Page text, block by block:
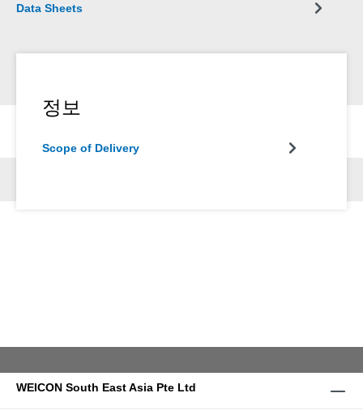
Data Sheets
정보
Scope of Delivery
WEICON South East Asia Pte Ltd